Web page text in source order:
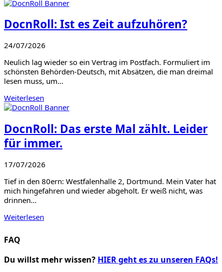
DocnRoll: Ist es Zeit aufzuhören?
24/07/2026
Neulich lag wieder so ein Vertrag im Postfach. Formuliert im
schönsten Behörden-Deutsch, mit Absätzen, die man dreimal
lesen muss, um…
Weiterlesen
DocnRoll: Das erste Mal zählt. Leider
für immer.
17/07/2026
Tief in den 80ern: Westfalenhalle 2, Dortmund. Mein Vater hat
mich hingefahren und wieder abgeholt. Er weiß nicht, was
drinnen…
Weiterlesen
FAQ
Du willst mehr wissen? HIER geht es zu unseren FAQs!